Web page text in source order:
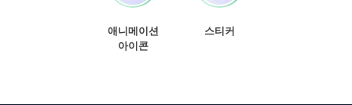
애니메이션
아이콘
스티커